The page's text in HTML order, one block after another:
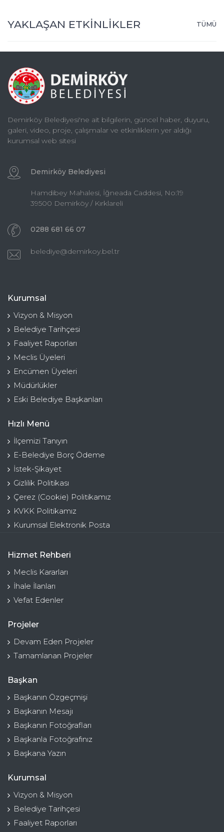
YAKLAŞAN ETKİNLİKLER TÜMÜ
Demirköy Belediyesi'ne ait bilgilerin, güncel haber, duyuru,
galeri, video, proje, çalışmalar ve etkinliklerin yer aldığı
kurumsal web sitesi
Demirköy Belediyesi
Hamdibey Mahalesi, İğneada Caddesi, No:19
39500 Demirköy / Kırklareli
0288 681 66 07
belediye@demirkoy.bel.tr
Kurumsal
Vizyon & Misyon
Belediye Tarihçesi
Faaliyet Raporları
Meclis Üyeleri
Encümen Üyeleri
Müdürlükler
Eski Belediye Başkanları
Hızlı Menü
İlçemizi Tanıyın
E-Belediye Borç Ödeme
İstek-Şikayet
Gizlilik Politikası
Çerez (Cookie) Politikamız
KVKK Politikamız
Kurumsal Elektronik Posta
Hizmet Rehberi
Meclis Kararları
İhale İlanları
Vefat Edenler
Projeler
Devam Eden Projeler
Tamamlanan Projeler
Başkan
Başkanın Özgeçmişi
Başkanın Mesajı
Başkanın Fotoğrafları
Başkanla Fotoğrafınız
Başkana Yazın
Kurumsal
Vizyon & Misyon
Belediye Tarihçesi
Faaliyet Raporları